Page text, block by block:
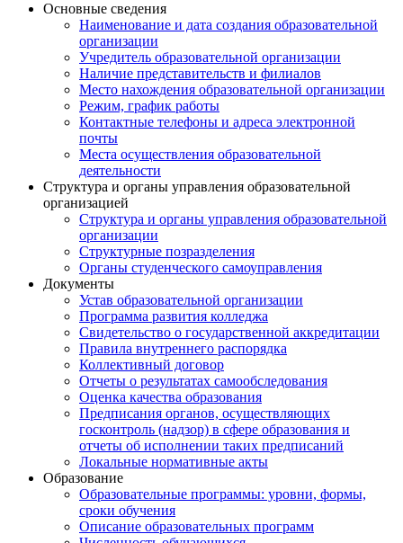
Основные сведения
Наименование и дата создания образовательной
организации
Учредитель образовательной организации
Наличие представительств и филиалов
Место нахождения образовательной организации
Режим, график работы
Контактные телефоны и адреса электронной
почты
Места осуществления образовательной
деятельности
Структура и органы управления образовательной
организацией
Структура и органы управления образовательной
организации
Структурные позразделения
Органы студенческого самоуправления
Документы
Устав образовательной организации
Программа развития колледжа
Свидетельство о государственной аккредитации
Правила внутреннего распорядка
Коллективный договор
Отчеты о результатах самообследования
Оценка качества образования
Предписания органов, осуществляющих
госконтроль (надзор) в сфере образования и
отчеты об исполнении таких предписаний
Локальные нормативные акты
Образование
Образовательные программы: уровни, формы,
сроки обучения
Описание образовательных программ